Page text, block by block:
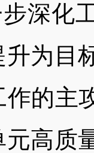
深化
为目
作的主
高质